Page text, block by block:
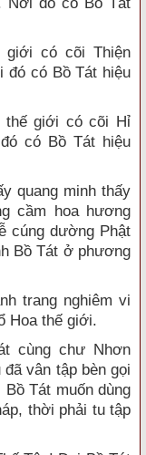
giới có cõi Thiện
có Bồ Tát hiệu
thế giới có cõi Hỉ
có Bồ Tát hiệu
quang minh thấy
cầm hoa hương
cúng dường Phật
Bồ Tát ở phương
trang nghiêm vi
Hoa thế giới.
cùng chư Nhơn
vân tập bèn gọi
Tát muốn dùng
thời phải tu tập